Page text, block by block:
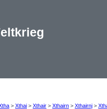
> Xthai > Xthair > Xthairn > Xthairnj >